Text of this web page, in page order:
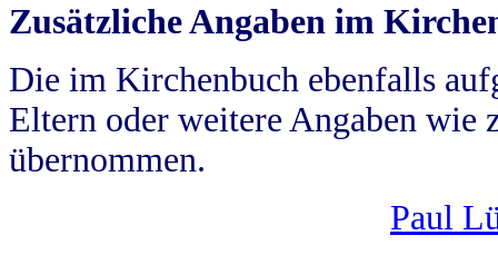
Zusätzliche Angaben im
Die im Kirchenbuch ebenfalls
Eltern oder weitere Angaben wie
übernommen.
Paul